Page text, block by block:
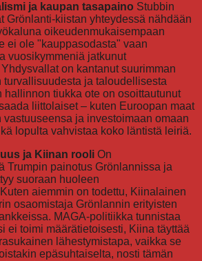
ja kaupan tasapaino Stubbin
Grönlanti-kiistan yhteydessä nähdään
oikeudenmukaisempaan
ei ole "kauppasodasta" vaan
vuosikymmeniä jatkunut
on kantanut suurimman
ja taloudellisesta
hallinnon tiukka ote on osoittautunut
liittolaiset – kuten Euroopan maat
vastuuseensa ja investoimaan omaan
lopulta vahvistaa koko läntistä leiriä.
ja Kiinan rooli On
Trumpin painotus Grönlannissa ja
suoraan huoleen
aiemmin on todettu, Kiinalainen
osaomistaja Grönlannin erityisten
MAGA-politiikka tunnistaa
ei toimi määrätietoisesti, Kiina täyttää
lähestymistapa, vaikka se
epäsuhtaiselta, nosti tämän